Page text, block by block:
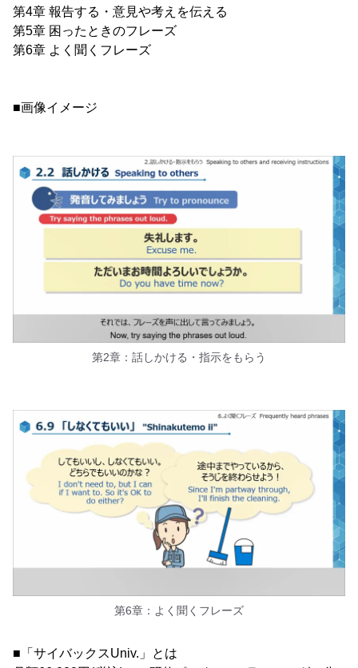
第4章 報告する・意見や考えを伝える
第5章 困ったときのフレーズ
第6章 よく聞くフレーズ
■画像イメージ
第2章：話しかける・指示をもらう
第6章：よく聞くフレーズ
■「サイバックスUniv.」とは